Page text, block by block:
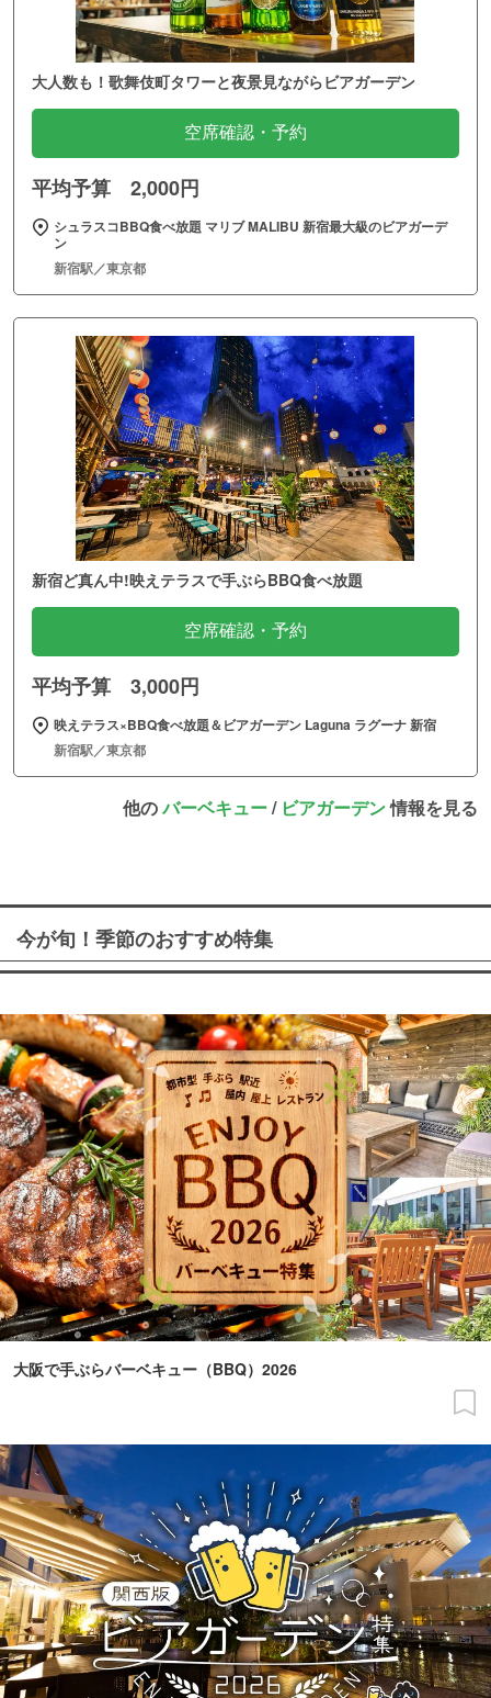
大人数も！歌舞伎町タワーと夜景見ながらビアガーデン
空席確認・予約
平均予算 2,000円
シュラスコBBQ食べ放題 マリブ MALIBU 新宿最大級のビアガーデ
ン
新宿駅／東京都
新宿ど真ん中!映えテラスで手ぶらBBQ食べ放題
空席確認・予約
平均予算 3,000円
映えテラス×BBQ食べ放題＆ビアガーデン Laguna ラグーナ 新宿
新宿駅／東京都
他のバーベキュー/ ビアガーデン情報を見る
今が旬！季節のおすすめ特集
大阪で手ぶらバーベキュー（BBQ）2026